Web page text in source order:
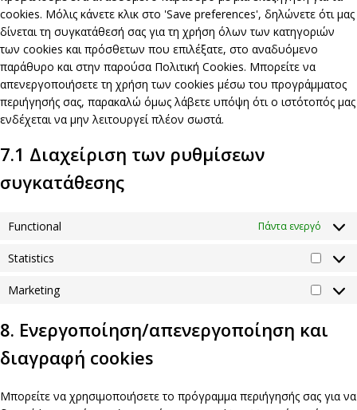
cookies. Μόλις κάνετε κλικ στο 'Save preferences', δηλώνετε ότι μας
δίνεται τη συγκατάθεσή σας για τη χρήση όλων των κατηγοριών
των cookies και πρόσθετων που επιλέξατε, στο αναδυόμενο
παράθυρο και στην παρούσα Πολιτική Cookies. Μπορείτε να
απενεργοποιήσετε τη χρήση των cookies μέσω του προγράμματος
περιήγησής σας, παρακαλώ όμως λάβετε υπόψη ότι ο ιστότοπός μας
ενδέχεται να μην λειτουργεί πλέον σωστά.
7.1 Διαχείριση των ρυθμίσεων
συγκατάθεσης
Functional Πάντα ενεργό
Statistics
Marketing
8. Ενεργοποίηση/απενεργοποίηση και
διαγραφή cookies
Μπορείτε να χρησιμοποιήσετε το πρόγραμμα περιήγησής σας για να